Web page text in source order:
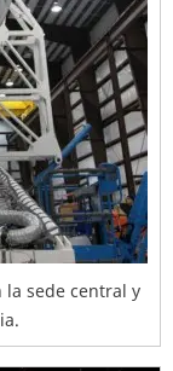
la sede central y